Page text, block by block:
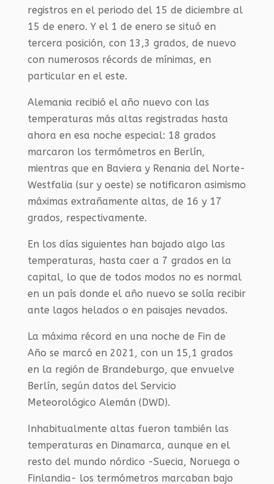
registros en el periodo del 15 de diciembre al
15 de enero. Y el 1 de enero se situó en
tercera posición, con 13,3 grados, de nuevo
con numerosos récords de mínimas, en
particular en el este.
Alemania recibió el año nuevo con las
temperaturas más altas registradas hasta
ahora en esa noche especial: 18 grados
marcaron los termómetros en Berlín,
mientras que en Baviera y Renania del Norte-
Westfalia (sur y oeste) se notificaron asimismo
máximas extrañamente altas, de 16 y 17
grados, respectivamente.
En los días siguientes han bajado algo las
temperaturas, hasta caer a 7 grados en la
capital, lo que de todos modos no es normal
en un país donde el año nuevo se solía recibir
ante lagos helados o en paisajes nevados.
La máxima récord en una noche de Fin de
Año se marcó en 2021, con un 15,1 grados
en la región de Brandeburgo, que envuelve
Berlín, según datos del Servicio
Meteorológico Alemán (DWD).
Inhabitualmente altas fueron también las
temperaturas en Dinamarca, aunque en el
resto del mundo nórdico -Suecia, Noruega o
Finlandia- los termómetros marcaban bajo